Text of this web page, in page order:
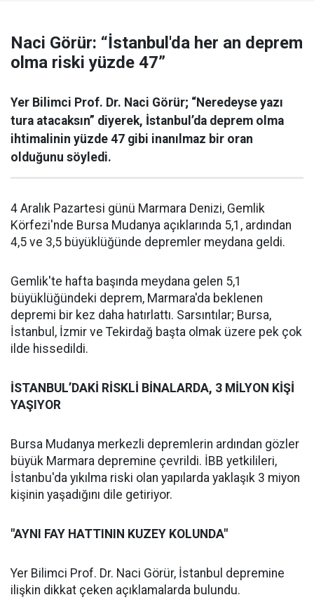
Naci Görür: “İstanbul'da her an deprem
olma riski yüzde 47”
Yer Bilimci Prof. Dr. Naci Görür; “Neredeyse yazı
tura atacaksın” diyerek, İstanbul’da deprem olma
ihtimalinin yüzde 47 gibi inanılmaz bir oran
olduğunu söyledi.
4 Aralık Pazartesi günü Marmara Denizi, Gemlik
Körfezi'nde Bursa Mudanya açıklarında 5,1, ardından
4,5 ve 3,5 büyüklüğünde depremler meydana geldi.
Gemlik'te hafta başında meydana gelen 5,1
büyüklüğündeki deprem, Marmara'da beklenen
depremi bir kez daha hatırlattı. Sarsıntılar; Bursa,
İstanbul, İzmir ve Tekirdağ başta olmak üzere pek çok
ilde hissedildi.
İSTANBUL’DAKİ RİSKLİ BİNALARDA, 3 MİLYON KİŞİ
YAŞIYOR
Bursa Mudanya merkezli depremlerin ardından gözler
büyük Marmara depremine çevrildi. İBB yetkilileri,
İstanbu'da yıkılma riski olan yapılarda yaklaşık 3 miyon
kişinin yaşadığını dile getiriyor.
"AYNI FAY HATTININ KUZEY KOLUNDA"
Yer Bilimci Prof. Dr. Naci Görür, İstanbul depremine
ilişkin dikkat çeken açıklamalarda bulundu.